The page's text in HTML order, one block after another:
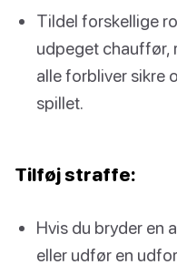
Tildel forskellige
udpeget chauffør,
alle forbliver sikre
spillet.
Tilføj straffe:
Hvis du bryder en
eller udfør en